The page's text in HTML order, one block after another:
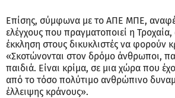
Επίσης, σύμφωνα με το ΑΠΕ ΜΠΕ,
ελέγχους που πραγματοποιεί η
έκκληση στους δικυκλιστές να φορούν
«Σκοτώνονται στον δρόμο άνθρωποι,
παιδιά. Είναι κρίμα, σε μια χώρα που
από το τόσο πολύτιμο ανθρώπινο
έλλειψης κράνους».